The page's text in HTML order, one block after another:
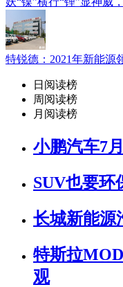
特锐德：2021年新能源
日阅读榜
周阅读榜
月阅读榜
小鹏汽车7
SUV也要环
长城新能源
特斯拉
观